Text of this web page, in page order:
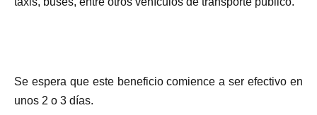
Se espera que este beneficio comience a ser efectivo en
unos 2 o 3 días.